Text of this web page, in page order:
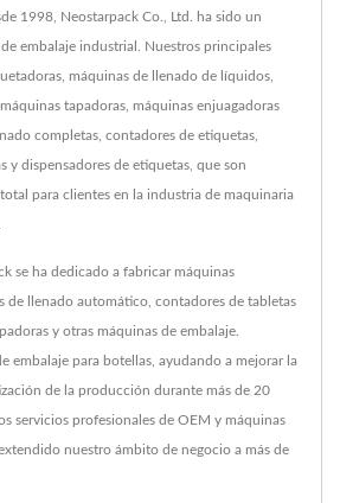
1998, Neostarpack Co., Ltd. ha sido un
embalaje industrial. Nuestros principales
máquinas de llenado de líquidos,
tapadoras, máquinas enjuagadoras
completas, contadores de etiquetas,
y dispensadores de etiquetas, que son
para clientes en la industria de maquinaria
se ha dedicado a fabricar máquinas
de llenado automático, contadores de tabletas
y otras máquinas de embalaje.
embalaje para botellas, ayudando a mejorar la
de la producción durante más de 20
servicios profesionales de OEM y máquinas
nuestro ámbito de negocio a más de